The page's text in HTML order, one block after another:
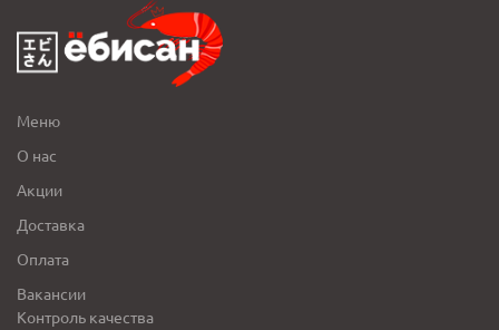
Меню
О нас
Акции
Доставка
Оплата
Вакансии
Контроль качества